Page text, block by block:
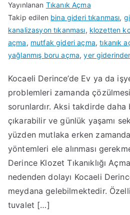
Yayınlanan Tıkanık Açma
Takip edilen bina gideri tıkanması,
kanalizasyon tıkanması, klozetten
açma, mutfak gideri açma,tıkanık
yağlanmış boru açma,yer
Kocaeli Derince’de Ev ya da
problemleri zamanda
sorunlardır. Aksi takdirde
çıkarabilir ve günlük yaşamı
yüzden mutlaka erken
yöntemleri ele alınması
Derince Klozet Tıkanıklığı
nedenden dolayı Kocaeli
meydana gelebilmektedir.
tuvalet […]